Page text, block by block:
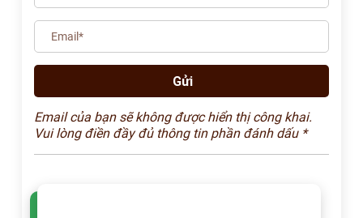
Email của bạn sẽ không được hiển thị công khai.
Vui lòng điền đầy đủ thông tin phần đánh dấu *